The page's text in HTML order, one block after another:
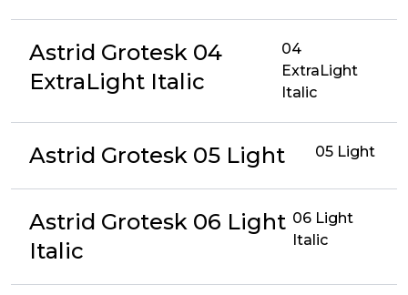
Astrid Grotesk 04
ExtraLight Italic
04
ExtraLight
Italic
Astrid Grotesk 05 Light 05 Light
Astrid Grotesk 06 Light
Italic
06 Light
Italic